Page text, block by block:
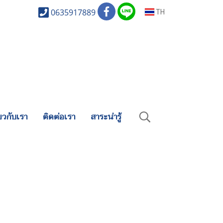
0635917889 TH
กับเรา ติดต่อเรา สาระน่ารู้